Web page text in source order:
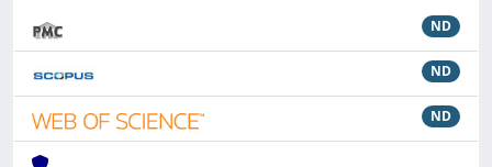
ND
ND
ND